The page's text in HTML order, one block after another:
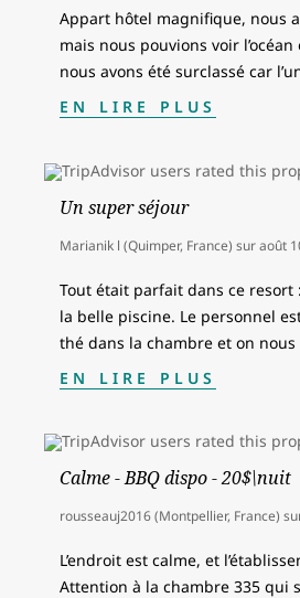
Appart hôtel magnifique, nous
mais nous pouvions voir
nous avons été surclassé car
EN LIRE PLUS
Un super séjour
Marianik l (Quimper, France) suraoût
Tout était parfait dans ce resort
la belle piscine. Le personnel
thé dans la chambre et on
EN LIRE PLUS
Calme - BBQ dispo - 20$\nuit
rousseauj2016 (Montpellier, France)
L’endroit est calme, et
Attention à la chambre 335 qui